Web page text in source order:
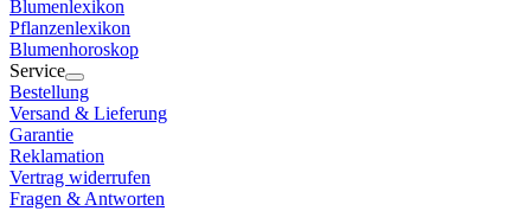
Blumenlexikon
Pflanzenlexikon
Blumenhoroskop
Service
Bestellung
Versand & Lieferung
Garantie
Reklamation
Vertrag widerrufen
Fragen & Antworten